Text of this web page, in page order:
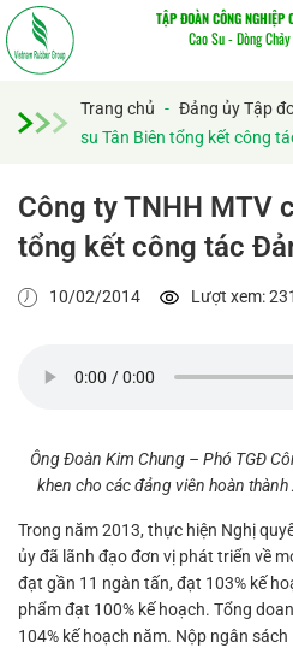
TẬP ĐOÀN CÔNG NGHIỆP
Cao Su - Dòng
Trang chủ - Đảng ủy Tập
su Tân Biên tổng kết công
Công ty TNHH MTV
tổng kết công tác
10/02/2014 Lượt xem: 231
Ông Đoàn Kim Chung – Phó TGĐ
khen cho các đảng viên hoàn
Trong năm 2013, thực hiện Nghị
ủy đã lãnh đạo đơn vị phát triển về
đạt gần 11 ngàn tấn, đạt 103% kế
phẩm đạt 100% kế hoạch. Tổng
104% kế hoạch năm. Nộp ngân